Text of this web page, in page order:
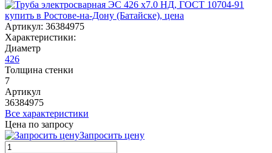
Артикул: 36384975
Характеристики:
Диаметр
426
Толщина стенки
7
Артикул
36384975
Все характеристики
Цена по запросу
Запросить цену